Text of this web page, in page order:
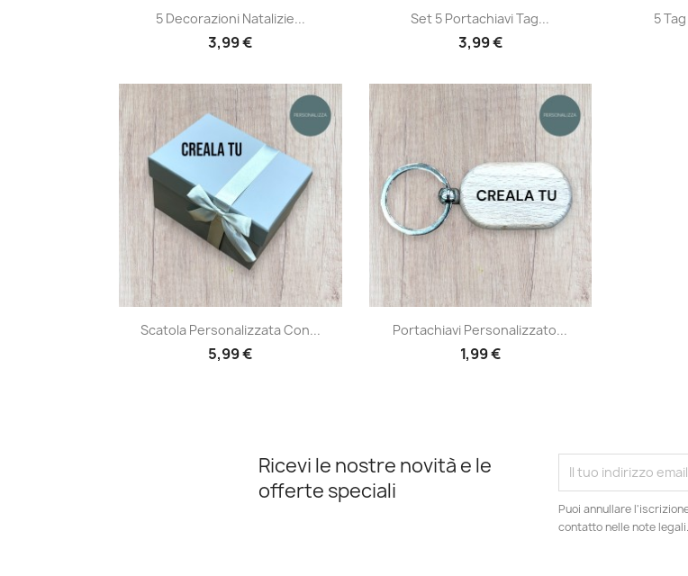
Anteprima
5 Decorazioni Natalizie...
3,99 €
Anteprima
Set 5 Portachiavi Tag...
3,99 €
5
Anteprima
Scatola Personalizzata Con...
5,99 €
Anteprima
Portachiavi Personalizzato...
1,99 €
Ricevi le nostre novità e le
offerte speciali
Puoi annullare
contatto nelle note legali.